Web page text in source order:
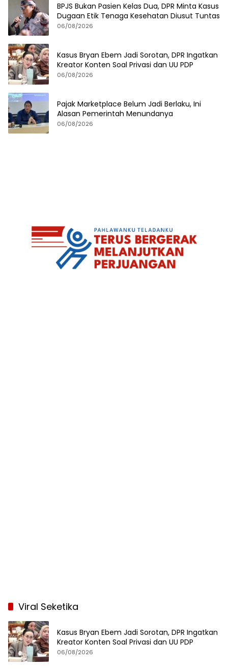
BPJS Bukan Pasien Kelas Dua, DPR Minta Kasus
Dugaan Etik Tenaga Kesehatan Diusut Tuntas
06/08/2026
Kasus Bryan Ebem Jadi Sorotan, DPR Ingatkan
Kreator Konten Soal Privasi dan UU PDP
06/08/2026
Pajak Marketplace Belum Jadi Berlaku, Ini
Alasan Pemerintah Menundanya
06/08/2026
Viral Seketika
Kasus Bryan Ebem Jadi Sorotan, DPR Ingatkan
Kreator Konten Soal Privasi dan UU PDP
06/08/2026